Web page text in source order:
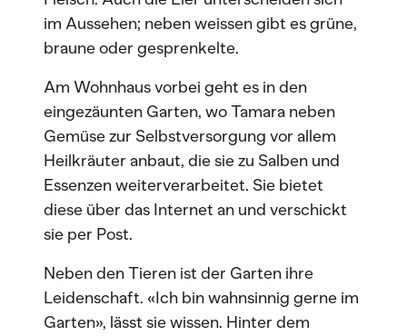
im Aussehen; neben weissen gibt es grüne,
braune oder gesprenkelte.
Am Wohnhaus vorbei geht es in den
eingezäunten Garten, wo Tamara neben
Gemüse zur Selbstversorgung vor allem
Heilkräuter anbaut, die sie zu Salben und
Essenzen weiterverarbeitet. Sie bietet
diese über das Internet an und verschickt
sie per Post.
Neben den Tieren ist der Garten ihre
Leidenschaft. «Ich bin wahnsinnig gerne im
Garten», lässt sie wissen. Hinter dem